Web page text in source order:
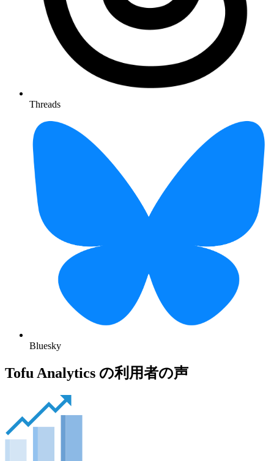
Threads
Bluesky
Tofu Analytics の利用者の声